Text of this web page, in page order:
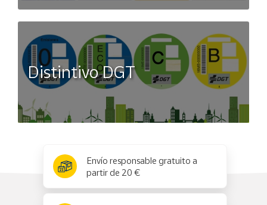
Distintivo DGT
Envío responsable gratuito a
partir de 20 €